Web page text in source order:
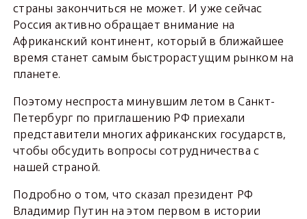
страны закончиться не может. И уже сейчас
Россия активно обращает внимание на
Африканский континент, который в ближайшее
время станет самым быстрорастущим рынком на
планете.
Поэтому неспроста минувшим летом в Санкт-
Петербург по приглашению РФ приехали
представители многих африканских государств,
чтобы обсудить вопросы сотрудничества с
нашей страной.
Подробно о том, что сказал президент РФ
Владимир Путин на этом первом в истории